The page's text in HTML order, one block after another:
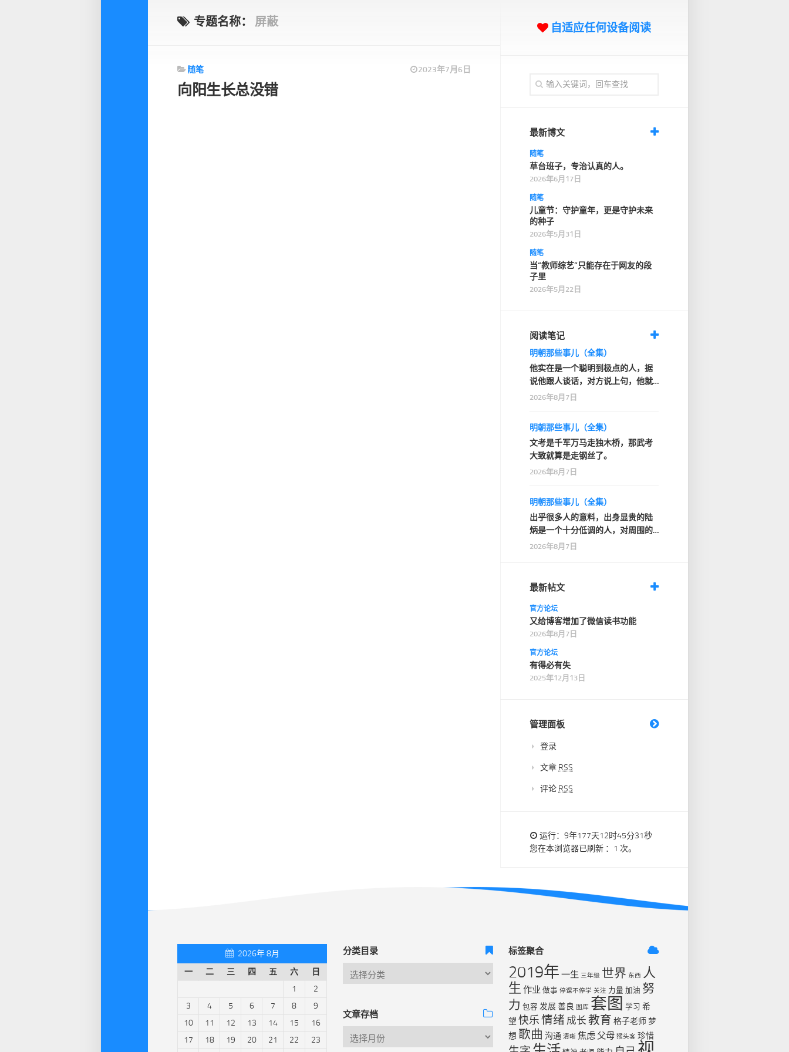
专题名称： 屏蔽
随笔 2023年7月6日
向阳生长总没错
自适应任何设备阅读
最新博文
随笔
草台班子，专治认真的人。
2026年6月17日
随笔
儿童节：守护童年，更是守护未来
的种子
2026年5月31日
随笔
当“教师综艺”只能存在于网友的段
子里
2026年5月22日
阅读笔记
明朝那些事儿（全集）
他实在是一个聪明到极点的人，据
说他跟人谈话，对方说上句，他就
知道人家下句要说什…
2026年8月7日
明朝那些事儿（全集）
文考是千军万马走独木桥，那武考
大致就算是走钢丝了。
2026年8月7日
明朝那些事儿（全集）
出乎很多人的意料，出身显贵的陆
炳是一个十分低调的人，对周围的
人也十分客气，没有…
2026年8月7日
最新帖文
官方论坛
又给博客增加了微信读书功能
2026年8月7日
官方论坛
有得必有失
2025年12月13日
管理面板
登录
文章 RSS
评论 RSS
运行：9年177天12时45分32秒
您在本浏览器已刷新 ：1 次。
2026年 8月
一
二 三 四 五 六
日
1
2
3
4 5 6 7 8
9
10
11 12 13 14 15
16
17
18 19 20 21 22 23
分类目录
文章存档
标签聚合
2019年 一生 三年级 世界 东西 人
生 作业 做事 停课不停学 关注 力量 加油 努
力 包容 发展善良 图库 套图 学习 希
望 快乐情绪 成长 教育 格子老师梦
想 歌曲 沟通 清晰 焦虑 父母 猴头客 珍惜